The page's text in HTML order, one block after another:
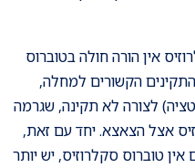
אין הורה חולה בטוברוס
הקשורים למחלה,
לצורה לא תקינה, שגרמה
אצל הצאצא. יחד עם זאת,
טוברוס סקלרוזיס, יש יותר